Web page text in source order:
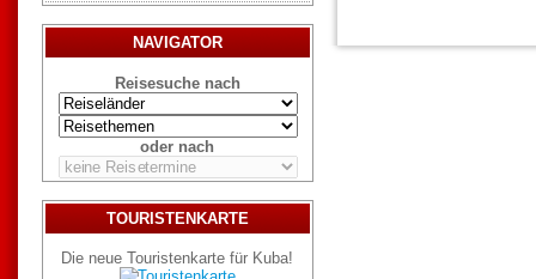
NAVIGATOR
Reisesuche nach
oder nach
TOURISTENKARTE
Die neue Touristenkarte für Kuba!